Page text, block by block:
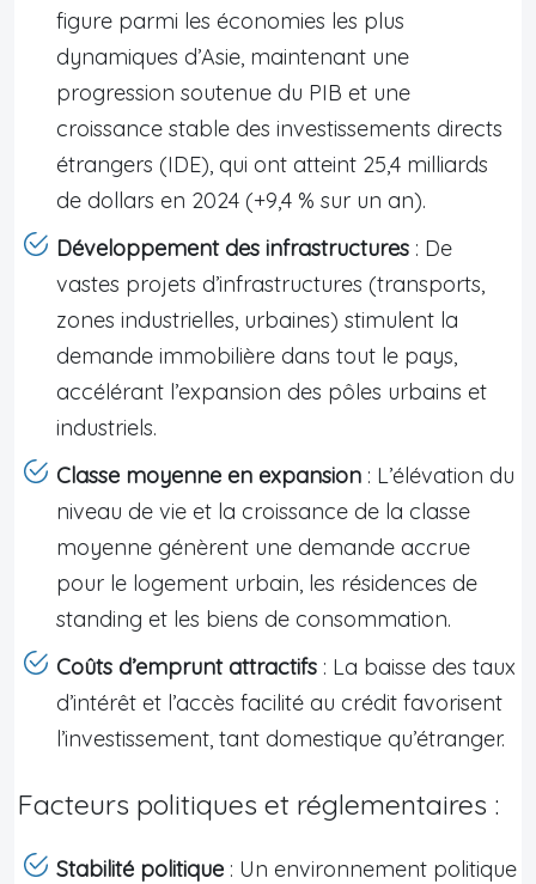
figure parmi les économies les plus
dynamiques d’Asie, maintenant une
progression soutenue du PIB et une
croissance stable des investissements directs
étrangers (IDE), qui ont atteint 25,4 milliards
de dollars en 2024 (+9,4 % sur un an).
Développement des infrastructures : De
vastes projets d’infrastructures (transports,
zones industrielles, urbaines) stimulent la
demande immobilière dans tout le pays,
accélérant l’expansion des pôles urbains et
industriels.
Classe moyenne en expansion : L’élévation du
niveau de vie et la croissance de la classe
moyenne génèrent une demande accrue
pour le logement urbain, les résidences de
standing et les biens de consommation.
Coûts d’emprunt attractifs : La baisse des taux
d’intérêt et l’accès facilité au crédit favorisent
l’investissement, tant domestique qu’étranger.
Facteurs politiques et réglementaires :
Stabilité politique : Un environnement politique